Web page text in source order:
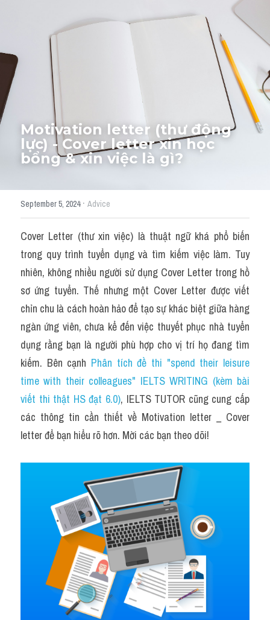
Thư Tín
Mixed
SGK
Vocabularies
Đề writing theo topic
Pie
Line graph
Bar chart
Đề thi thật IELTS GENERAL
Task 2
Từ vựng theo topic
Từ vựng theo Topic
Grammar
Map
Cam
Environment
Process
Task 1
Đề thi IELTS thật
Advice
IELTS Advice
Thành tích học viên
Motivation letter (thư động
lực) - Cover letter xin học
bổng & xin việc là gì?
September 5, 2024· Advice
Cover Letter (thư xin việc) là thuật ngữ khá phổ biến
trong quy trình tuyển dụng và tìm kiếm việc làm. Tuy
nhiên, không nhiều người sử dụng Cover Letter trong hồ
sơ ứng tuyển. Thế nhưng một Cover Letter được viết
chỉn chu là cách hoàn hảo để tạo sự khác biệt giữa hàng
ngàn ứng viên, chưa kể đến việc thuyết phục nhà tuyển
dụng rằng bạn là người phù hợp cho vị trí họ đang tìm
kiếm. Bên cạnh Phân tích đề thi "spend their leisure
time with their colleagues" IELTS WRITING (kèm bài
viết thi thật HS đạt 6.0), IELTS TUTOR cũng cung cấp
các thông tin cần thiết về Motivation letter _ Cover
letter để bạn hiểu rõ hơn. Mời các bạn theo dõi!